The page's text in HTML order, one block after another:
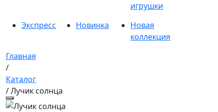
игрушки
Экспресс
Новинка
Новая
коллекция
Главная
/
Каталог
/ Лучик солнца